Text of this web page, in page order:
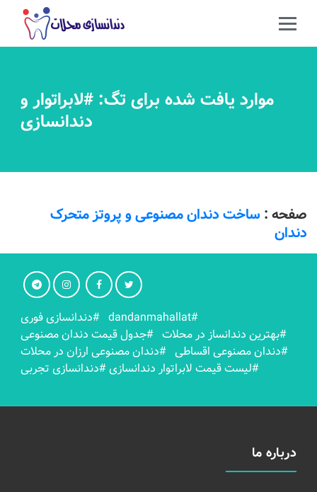
موارد یافت شده برای تگ: #لابراتوار و
دندانسازی
صفحه : ساخت دندان مصنوعی و پروتز متحرک
دندان
#dandanmahallat
#دندانسازی فوری
#بهترين دندانساز در محلات #جدول قیمت دندان مصنوعی
#دندان مصنوعی اقساطی #دندان مصنوعی ارزان در محلات
#لیست قیمت لابراتوار دندانسازی#دندانسازی تجربی
درباره ما